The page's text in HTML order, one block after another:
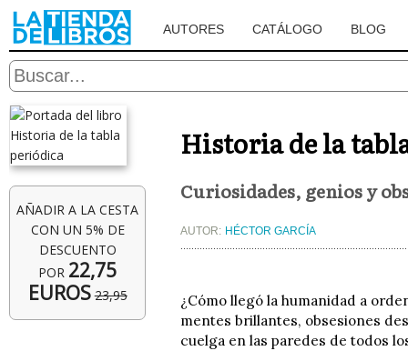
AUTORES CATÁLOGO BLOG
AÑADIR A LA CESTA
CON UN 5% DE
DESCUENTO
POR 22,75
EUROS 23,95
Historia de la
Curiosidades, genios y
AUTOR: HÉCTOR GARCÍA
¿Cómo llegó la humanidad a
mentes brillantes, obsesiones
cuelga en las paredes de todos